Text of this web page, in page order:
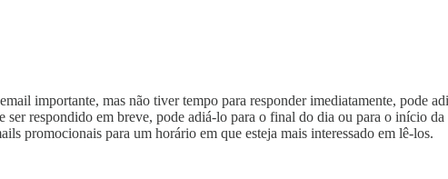
importante, mas não tiver tempo para responder imediatamente, pode
respondido em breve, pode adiá-lo para o final do dia ou para o início da
promocionais para um horário em que esteja mais interessado em lê-los.